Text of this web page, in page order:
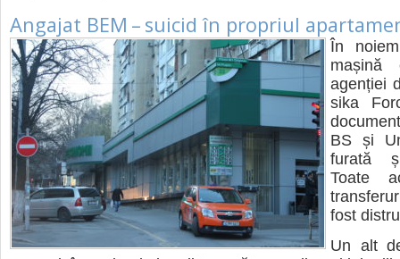
Angajat BEM – suicid în propriul
În
mașină
agen­ției
sika
BS și
furată
Toate
fost
Un alt